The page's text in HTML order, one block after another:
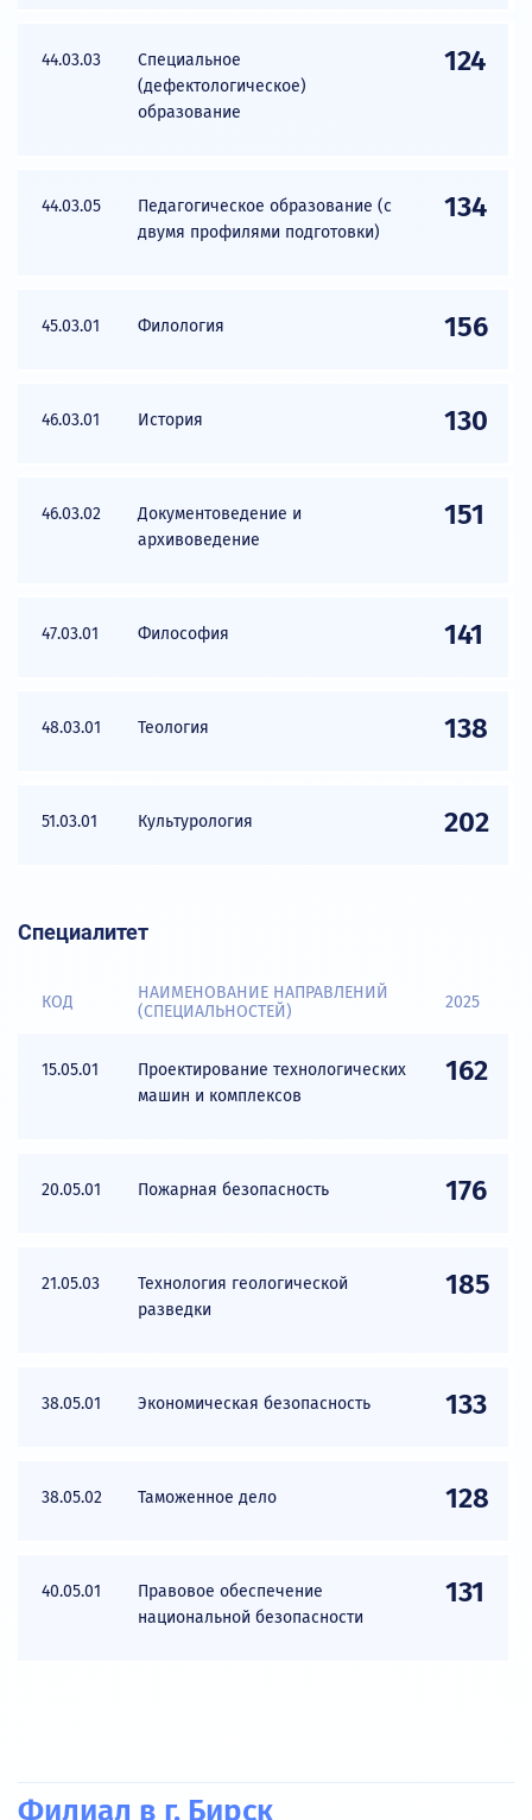
44.03.03
Специальное
(дефектологическое)
образование
124
44.03.05
Педагогическое образование (с
двумя профилями подготовки)
134
45.03.01 Филология 156
46.03.01 История 130
46.03.02
Документоведение и
архивоведение
151
47.03.01 Философия 141
48.03.01 Теология 138
51.03.01 Культурология 202
Специалитет
КОД
НАИМЕНОВАНИЕ НАПРАВЛЕНИЙ
(СПЕЦИАЛЬНОСТЕЙ)
2025
15.05.01
Проектирование технологических
машин и комплексов
162
20.05.01 Пожарная безопасность 176
21.05.03
Технология геологической
разведки
185
38.05.01 Экономическая безопасность 133
38.05.02 Таможенное дело 128
40.05.01
Правовое обеспечение
национальной безопасности
131
Филиал в г. Бирск